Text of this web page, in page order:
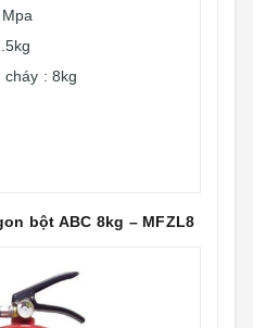
: 8kg
bột ABC 8kg – MFZL8